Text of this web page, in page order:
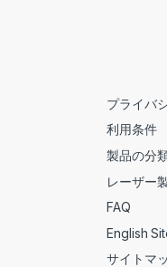
プライバ
利用条件
製品の分
レーザー
FAQ
English
サイトマ